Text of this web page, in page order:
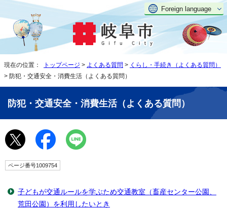
Foreign language
現在の位置： トップページ > よくある質問 > くらし・手続き（よくある質問）
> 防犯・交通安全・消費生活（よくある質問）
防犯・交通安全・消費生活（よくある質問）
ページ番号1009754
子どもが交通ルールを学ぶため交通教室（畜産センター公園、
荒田公園）を利用したいとき